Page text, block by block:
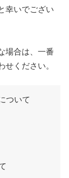
幸いでござい
場合は、一番
ください。
ついて